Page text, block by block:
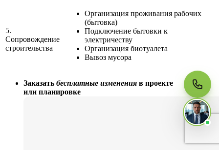
5.
Сопровождение
строительства
Организация проживания рабочих
(бытовка)
Подключение бытовки к
электричеству
Организация биотуалета
Вывоз мусора
Заказать бесплатные изменения в проекте
или планировке
Telegram
WhatsApp
MAX